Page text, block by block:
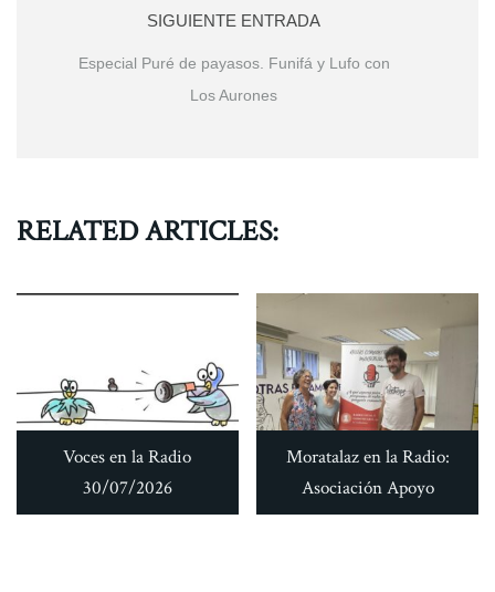
SIGUIENTE ENTRADA
Especial Puré de payasos. Funifá y Lufo con
Los Aurones
RELATED ARTICLES:
Voces en la Radio
30/07/2026
Moratalaz en la Radio:
Asociación Apoyo